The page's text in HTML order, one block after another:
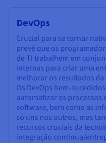
DevOps
Crucial para se tornar
prevê que os
de TI trabalhem em
internas para criar uma
melhorar os resultados
Os DevOps bem-
automatizar os processos
software, bem como as
só uns nos outros, mas
recursos cruciais da
integração contínua/